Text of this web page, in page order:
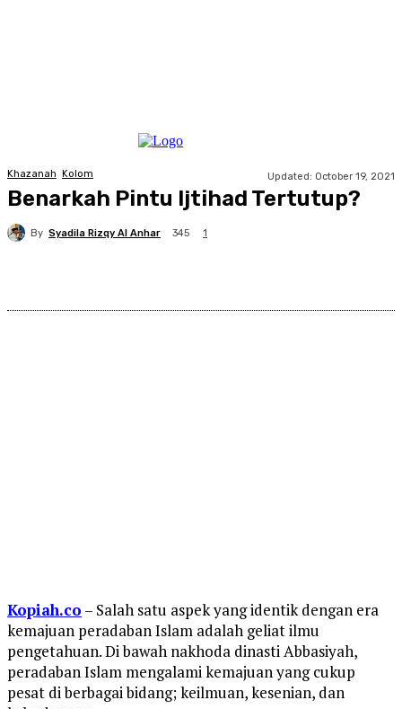
Khazanah Kolom Updated: October 19, 2021
Benarkah Pintu Ijtihad Tertutup?
By Syadila Rizqy Al Anhar 345 1
Kopiah.co – Salah satu aspek yang identik dengan era
kemajuan peradaban Islam adalah geliat ilmu
pengetahuan. Di bawah nakhoda dinasti Abbasiyah,
peradaban Islam mengalami kemajuan yang cukup
pesat di berbagai bidang; keilmuan, kesenian, dan